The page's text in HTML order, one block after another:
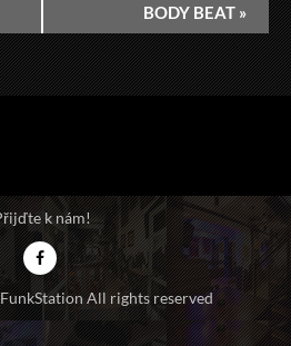
BODY BEAT »
k nám!
All rights reserved